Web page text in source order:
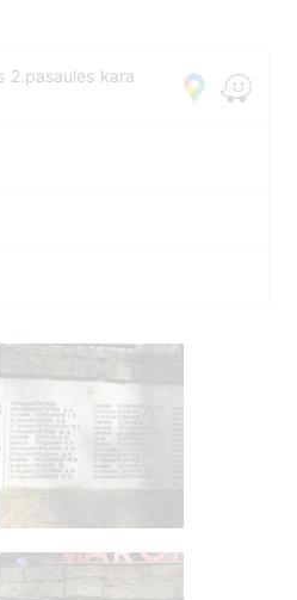
2.pasaules kara